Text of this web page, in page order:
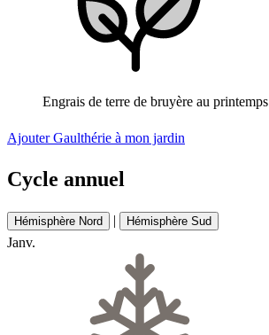
Engrais de terre de bruyère au printemps
Ajouter Gaulthérie à mon jardin
Cycle annuel
Hémisphère Nord | Hémisphère Sud
Janv.